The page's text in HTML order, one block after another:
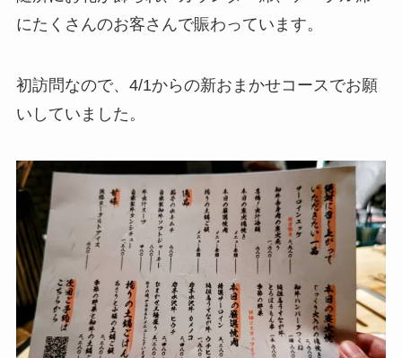
にたくさんのお客さんで賑わっています。
初訪問なので、4/1からの新おまかせコースでお願
いしていました。